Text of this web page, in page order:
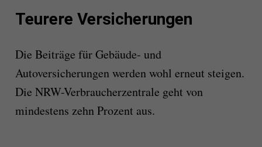
Teurere Versicherungen
Die Beiträge für Gebäude- und
Autoversicherungen werden wohl erneut steigen.
Die NRW-Verbraucherzentrale geht von
mindestens zehn Prozent aus.